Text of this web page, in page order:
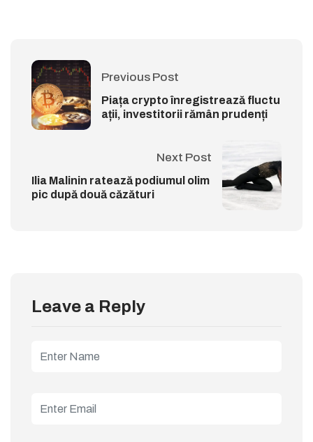
Previous Post
Piața crypto înregistrează fluctu
ații, investitorii rămân prudenți
Next Post
Ilia Malinin ratează podiumul olim
pic după două căzături
Leave a Reply